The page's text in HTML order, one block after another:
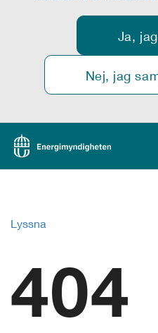
Ja,
Nej, jag
Lyssna
404